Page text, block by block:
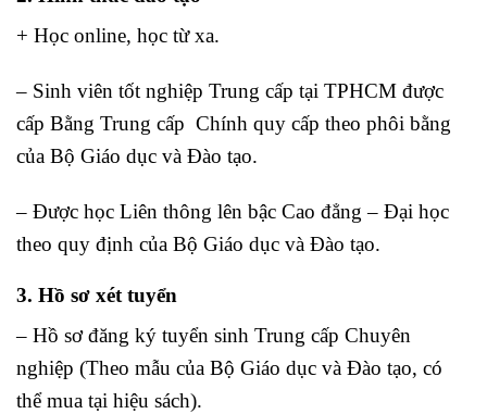
+ Học online, học từ xa.
– Sinh viên tốt nghiệp Trung cấp tại TPHCM được
cấp Bằng Trung cấp Chính quy cấp theo phôi bằng
của Bộ Giáo dục và Đào tạo.
– Được học Liên thông lên bậc Cao đẳng – Đại học
theo quy định của Bộ Giáo dục và Đào tạo.
3. Hồ sơ xét tuyển
– Hồ sơ đăng ký tuyển sinh Trung cấp Chuyên
nghiệp (Theo mẫu của Bộ Giáo dục và Đào tạo, có
thể mua tại hiệu sách).